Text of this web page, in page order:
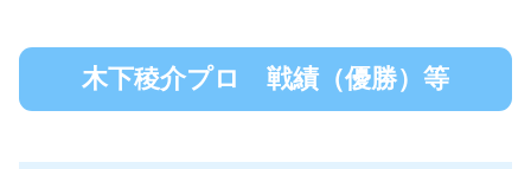
木下稜介プロ 戦績（優勝）等